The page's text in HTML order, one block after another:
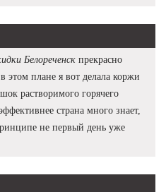
Белореченск прекрасно
плане я вот делала коржи
растворимого горячего
страна много знает,
не первый день уже